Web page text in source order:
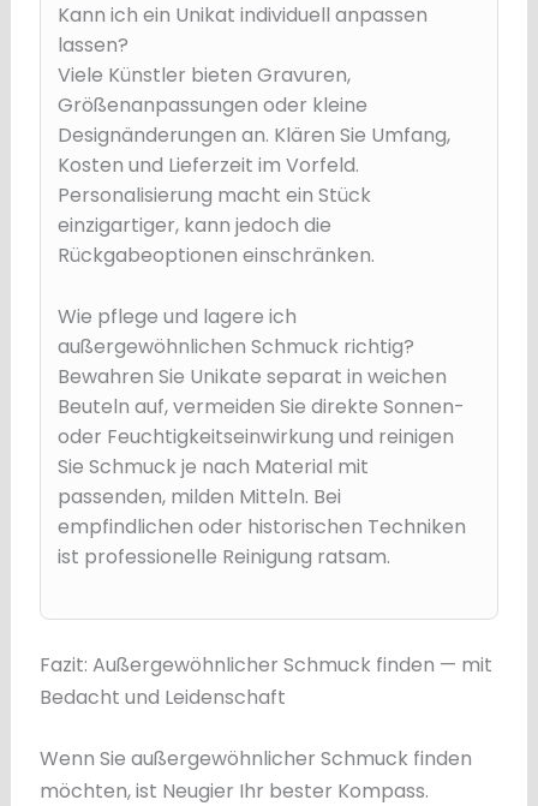
Kann ich ein Unikat individuell anpassen
lassen?
Viele Künstler bieten Gravuren,
Größenanpassungen oder kleine
Designänderungen an. Klären Sie Umfang,
Kosten und Lieferzeit im Vorfeld.
Personalisierung macht ein Stück
einzigartiger, kann jedoch die
Rückgabeoptionen einschränken.
Wie pflege und lagere ich
außergewöhnlichen Schmuck richtig?
Bewahren Sie Unikate separat in weichen
Beuteln auf, vermeiden Sie direkte Sonnen-
oder Feuchtigkeitseinwirkung und reinigen
Sie Schmuck je nach Material mit
passenden, milden Mitteln. Bei
empfindlichen oder historischen Techniken
ist professionelle Reinigung ratsam.
Fazit: Außergewöhnlicher Schmuck finden — mit
Bedacht und Leidenschaft
Wenn Sie außergewöhnlicher Schmuck finden
möchten, ist Neugier Ihr bester Kompass.